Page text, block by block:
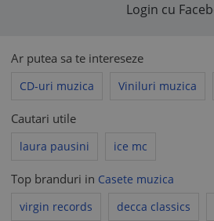
Login cu
Ar putea sa te intereseze
CD-uri muzica Viniluri muzica
Cautari utile
laura pausini ice mc
Top branduri in Casete muzica
virgin records
decca classics